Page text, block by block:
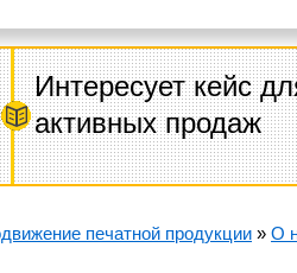
Интересует кейс
активных продаж
печатной продукции » О